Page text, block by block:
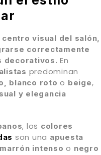
centro visual del salón,
correctamente
decorativos. En
predominan
blanco roto o beige,
y elegancia
, los colores
son una apuesta
intenso o negro